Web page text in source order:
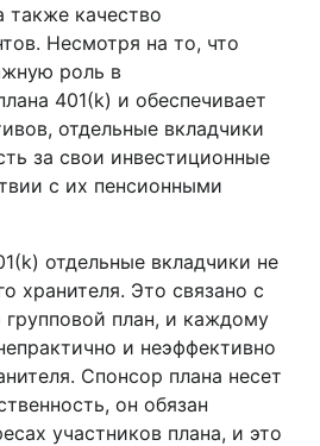
также качество
Несмотря на то, что
роль в
401(k) и обеспечивает
отдельные вкладчики
за свои инвестиционные
с их пенсионными
отдельные вкладчики не
хранителя. Это связано с
групповой план, и каждому
и неэффективно
Спонсор плана несет
он обязан
участников плана, и это